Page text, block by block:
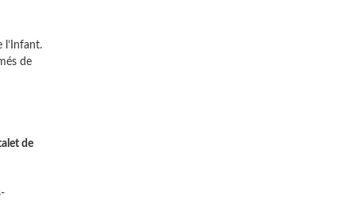
l’Infant.
de
de